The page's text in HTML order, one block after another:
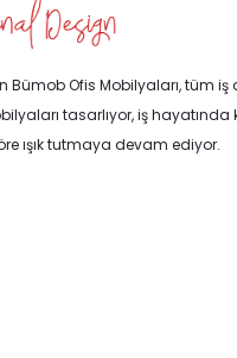
Bümob Ofis Mobilyaları, tüm iş
tasarlıyor, iş hayatında
ışık tutmaya devam ediyor.